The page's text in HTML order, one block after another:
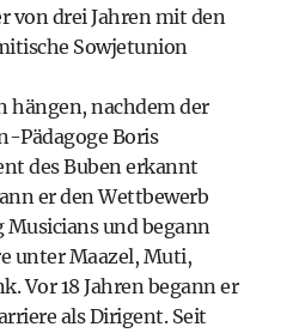
von drei Jahren mit den
Sowjetunion
hängen, nachdem der
Pädagoge Boris
des Buben erkannt
er den Wettbewerb
Musicians und begann
unter Maazel, Muti,
Vor 18 Jahren begann er
als Dirigent. Seit